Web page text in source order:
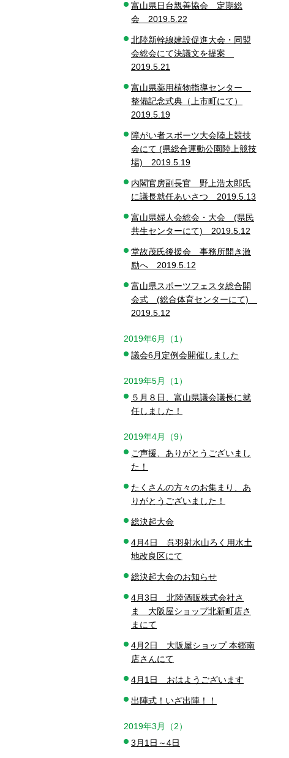
富山県日台親善協会 定期総
会 2019.5.22
北陸新幹線建設促進大会・同盟
会総会にて決議文を提案
2019.5.21
富山県薬用植物指導センター
整備記念式典（上市町にて）
2019.5.19
障がい者スポーツ大会陸上競技
会にて (県総合運動公園陸上競技
場) 2019.5.19
内閣官房副長官 野上浩太郎氏
に議長就任あいさつ 2019.5.13
富山県婦人会総会・大会 (県民
共生センターにて) 2019.5.12
堂故茂氏後援会 事務所開き激
励へ 2019.5.12
富山県スポーツフェスタ総合開
会式 (総合体育センターにて)
2019.5.12
2019年6月（1）
議会6月定例会開催しました
2019年5月（1）
５月８日、富山県議会議長に就
任しました！
2019年4月（9）
ご声援、ありがとうございまし
た！
たくさんの方々のお集まり、あ
りがとうございました！
総決起大会
4月4日 呉羽射水山ろく用水土
地改良区にて
総決起大会のお知らせ
4月3日 北陸酒販株式会社さ
ま 大阪屋ショップ北新町店さ
まにて
4月2日 大阪屋ショップ 本郷南
店さんにて
4月1日 おはようございます
出陣式！いざ出陣！！
2019年3月（2）
3月1日～4日